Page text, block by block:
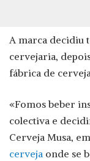
A marca decidiu
cervejaria,
fábrica de
«Fomos beber
colectiva e
Cerveja Musa,
cerveja onde se